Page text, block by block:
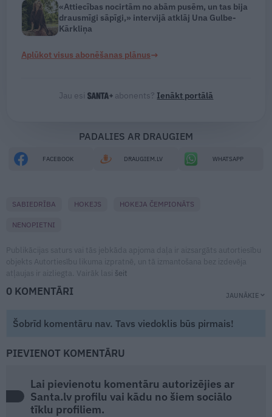
«Attiecības nocirtām no abām pusēm, un tas bija
drausmīgi sāpīgi,» intervijā atklāj Una Gulbe-
Kārkliņa
Aplūkot visus abonēšanas plānus→
Jau esi abonents? Ienākt portālā
PADALIES AR DRAUGIEM
FACEBOOK DRAUGIEM.LV WHATSAPP
SABIEDRĪBA HOKEJS HOKEJA ČEMPIONĀTS
NENOPIETNI
Publikācijas saturs vai tās jebkāda apjoma daļa ir aizsargāts autortiesību
objekts Autortiesību likuma izpratnē, un tā izmantošana bez izdevēja
atļaujas ir aizliegta. Vairāk lasi šeit
0 KOMENTĀRI JAUNĀKIE
Šobrīd komentāru nav. Tavs viedoklis būs pirmais!
PIEVIENOT KOMENTĀRU
Lai pievienotu komentāru autorizējies ar
Santa.lv profilu vai kādu no šiem sociālo
tīklu profiliem.